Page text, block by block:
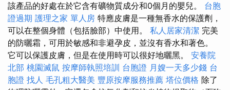
該產品的好處在於它含有礦物質成分和0個月的嬰兒。 台胞
證過期 護理之家 單人房 特應皮膚是一種無香水的保護劑，
可以在整個身體（包括臉部）中使用。 私人居家清潔 完美
的防曬霜，可用於敏感和非避孕皮，並沒有香水和著色。
它可以保護皮膚，但是在使用時可以很好地曬黑。 安養院
北部 桃園滅鼠 按摩師執照培訓 台胞證 月嫂一天多少錢 台
胞證 找人 毛孔粗大醫美 豐原按摩服務推薦 塔位價格 除了